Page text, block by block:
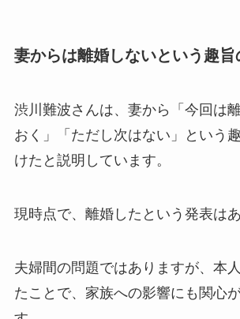
妻からは離婚しないという趣旨
渋川難波さんは、妻から「今回は
おく」「ただし次はない」という
けたと説明しています。
現時点で、離婚したという発表はあ
夫婦間の問題ではありますが、本
たことで、家族への影響にも関心